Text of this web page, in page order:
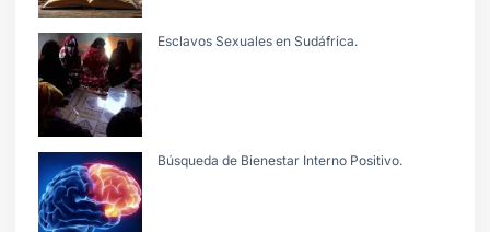
Esclavos Sexuales en Sudáfrica.
Búsqueda de Bienestar Interno Positivo.